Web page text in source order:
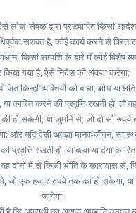
लोक-सेवक द्वारा प्रख्यापित किसी
सशक्त है, कोई कार्य करने से विरत
किसी सम्पत्ति के बारे में कोई विशेष
किया गया है, ऐसे निदेश की अवज्ञा करेगा;
किन्हीं व्यक्तियों को बाधा, क्षोभ या
कारित करने की प्रवृत्ति रखती हो, तो
हो सकेगी, या जुर्माने से, जो दो सौ रुपये
और यदि ऐसी अवज्ञा मानव-जीवन,
प्रवृत्ति रखती हो, या बल्वा या दंगा
वह दोनों में से किसी भाँति के कारावास से,
जो एक हजार रुपये तक का हो सकेगा, या
जायेगा।